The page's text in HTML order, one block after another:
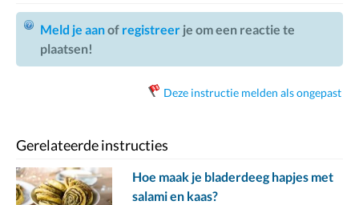
Meld je aanof registreer je om een reactie te
plaatsen!
Deze instructie melden als ongepast
Gerelateerde instructies
Hoe maak je bladerdeeg hapjes met
salami en kaas?